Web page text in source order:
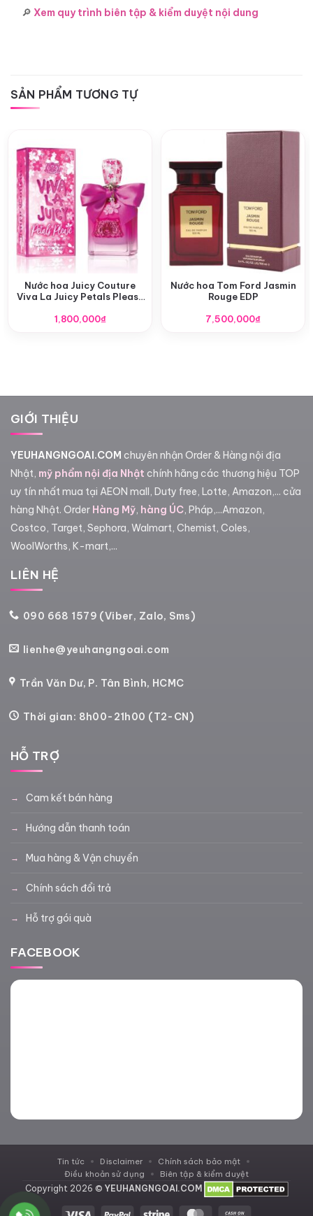
🔎 Xem quy trình biên tập & kiểm duyệt nội dung
SẢN PHẨM TƯƠNG TỰ
Nước hoa Juicy Couture
Viva La Juicy Petals Please
1,800,000₫
Nước hoa Tom Ford Jasmin
Rouge EDP
7,500,000₫
GIỚI THIỆU
YEUHANGNGOAI.COM chuyên nhận Order & Hàng nội địa
Nhật, mỹ phẩm nội địa Nhật chính hãng các thương hiệu TOP
uy tín nhất mua tại AEON mall, Duty free, Lotte, Amazon,... cửa
hàng Nhật. Order Hàng Mỹ, hàng ÚC, Pháp,...Amazon,
Costco, Target, Sephora, Walmart, Chemist, Coles,
WoolWorths, K-mart,...
LIÊN HỆ
090 668 1579 (Viber, Zalo, Sms)
lienhe@yeuhangngoai.com
Trần Văn Dư, P. Tân Bình, HCMC
Thời gian: 8h00-21h00 (T2-CN)
HỖ TRỢ
Cam kết bán hàng
Hướng dẫn thanh toán
Mua hàng & Vận chuyển
Chính sách đổi trả
Hỗ trợ gói quà
FACEBOOK
Tin tức Disclaimer
Chính sách bảo mật
Điều khoản sử dụng
Biên tập & kiểm duyệt
Copyright 2026 © YEUHANGNGOAI.COM